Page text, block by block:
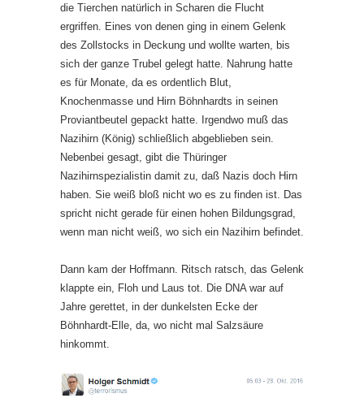
die Tierchen natürlich in Scharen die Flucht
ergriffen. Eines von denen ging in einem Gelenk
des Zollstocks in Deckung und wollte warten, bis
sich der ganze Trubel gelegt hatte. Nahrung hatte
es für Monate, da es ordentlich Blut,
Knochenmasse und Hirn Böhnhardts in seinen
Proviantbeutel gepackt hatte. Irgendwo muß das
Nazihirn (König) schließlich abgeblieben sein.
Nebenbei gesagt, gibt die Thüringer
Nazihirnspezialistin damit zu, daß Nazis doch Hirn
haben. Sie weiß bloß nicht wo es zu finden ist. Das
spricht nicht gerade für einen hohen Bildungsgrad,
wenn man nicht weiß, wo sich ein Nazihirn befindet.
Dann kam der Hoffmann. Ritsch ratsch, das Gelenk
klappte ein, Floh und Laus tot. Die DNA war auf
Jahre gerettet, in der dunkelsten Ecke der
Böhnhardt-Elle, da, wo nicht mal Salzsäure
hinkommt.